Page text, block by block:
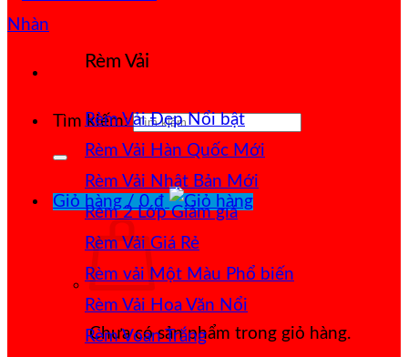
Tìm kiếm:
Giỏ hàng /0₫
Chưa có sản phẩm trong giỏ hàng.
Rèm Vải
Rèm Vải Đẹp
Rèm Vải Hàn Quốc
Rèm Vải Nhật Bản
Rèm 2 Lớp
Rèm Vải Giá Rẻ
Rèm vải Một Màu
Rèm Vải Hoa Văn Nổi
Rèm Voan Trắng